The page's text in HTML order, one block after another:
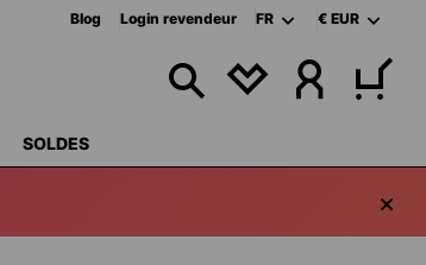
Blog Login revendeur FR € EUR
VOUS AVEZ 0
SOLDES